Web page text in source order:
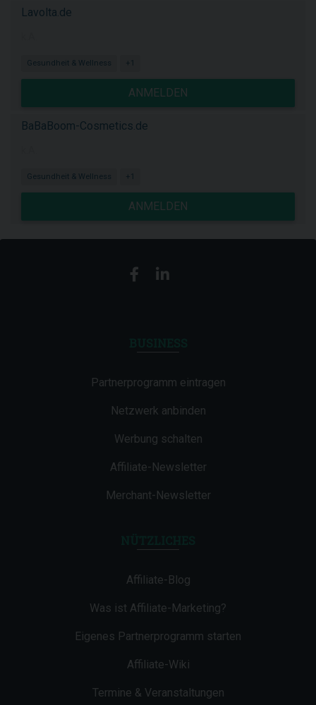
Lavolta.de
Gesundheit & Wellness +1
ANMELDEN
BaBaBoom-Cosmetics.de
Gesundheit & Wellness +1
ANMELDEN
Partnerprogramm eintragen
Netzwerk anbinden
Werbung schalten
Affiliate-Newsletter
Merchant-Newsletter
Affiliate-Blog
Was ist Affiliate-Marketing?
Eigenes Partnerprogramm starten
Affiliate-Wiki
Termine & Veranstaltungen